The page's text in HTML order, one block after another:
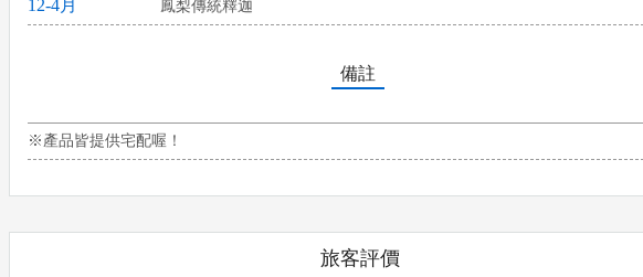
12-4月 鳳梨傳統釋迦
備註
※產品皆提供宅配喔！
旅客評價